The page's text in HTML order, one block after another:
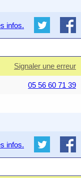
infos.
Signaler une erreur
05 56 60 71 39
infos.